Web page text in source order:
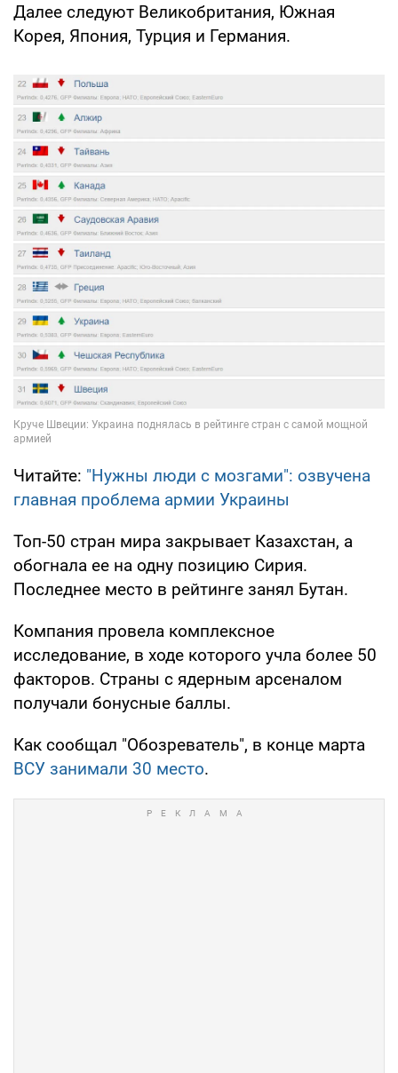
Далее следуют Великобритания, Южная
Корея, Япония, Турция и Германия.
Читайте: "Нужны люди с мозгами": озвучена
главная проблема армии Украины
Топ-50 стран мира закрывает Казахстан, а
обогнала ее на одну позицию Сирия.
Последнее место в рейтинге занял Бутан.
Компания провела комплексное
исследование, в ходе которого учла более 50
факторов. Страны с ядерным арсеналом
получали бонусные баллы.
Как сообщал "Обозреватель", в конце марта
ВСУ занимали 30 место.